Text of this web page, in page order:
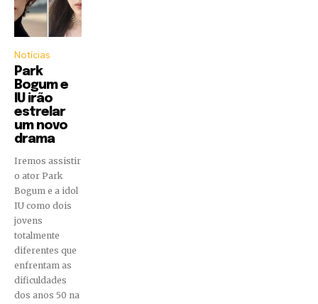
Notícias
Park
Bogum e
IU irão
estrelar
um novo
drama
Iremos assistir
o ator Park
Bogum e a idol
IU como dois
jovens
totalmente
diferentes que
enfrentam as
dificuldades
dos anos 50 na